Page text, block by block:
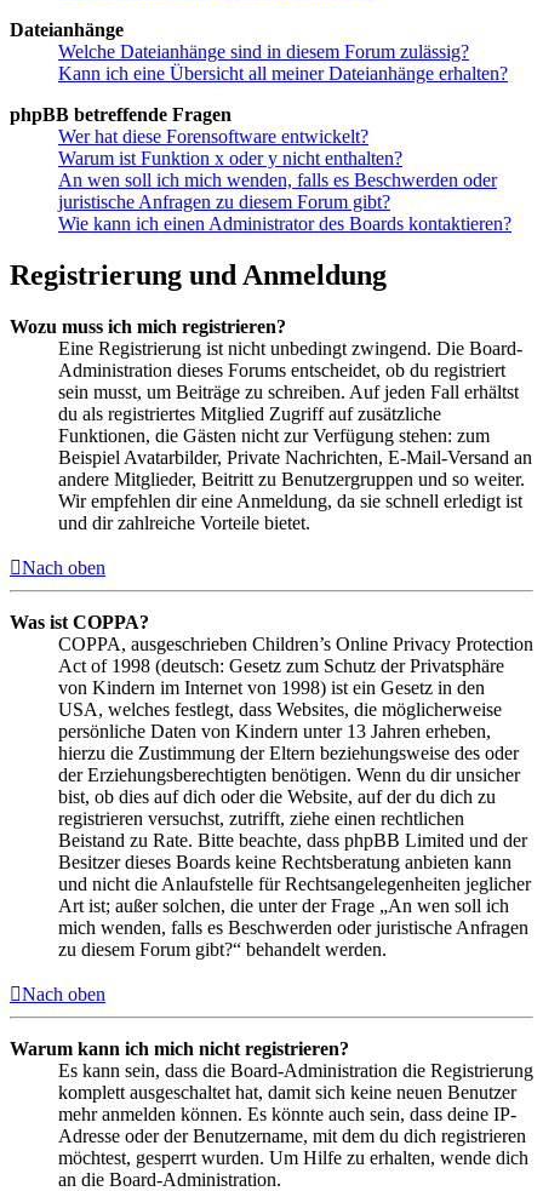
Dateianhänge
Welche Dateianhänge sind in diesem Forum zulässig?
Kann ich eine Übersicht all meiner Dateianhänge erhalten?
phpBB betreffende Fragen
Wer hat diese Forensoftware entwickelt?
Warum ist Funktion x oder y nicht enthalten?
An wen soll ich mich wenden, falls es Beschwerden oder
juristische Anfragen zu diesem Forum gibt?
Wie kann ich einen Administrator des Boards kontaktieren?
Registrierung und Anmeldung
Wozu muss ich mich registrieren?
Eine Registrierung ist nicht unbedingt zwingend. Die Board-
Administration dieses Forums entscheidet, ob du registriert
sein musst, um Beiträge zu schreiben. Auf jeden Fall erhältst
du als registriertes Mitglied Zugriff auf zusätzliche
Funktionen, die Gästen nicht zur Verfügung stehen: zum
Beispiel Avatarbilder, Private Nachrichten, E-Mail-Versand an
andere Mitglieder, Beitritt zu Benutzergruppen und so weiter.
Wir empfehlen dir eine Anmeldung, da sie schnell erledigt ist
und dir zahlreiche Vorteile bietet.
Nach oben
Was ist COPPA?
COPPA, ausgeschrieben Children’s Online Privacy Protection
Act of 1998 (deutsch: Gesetz zum Schutz der Privatsphäre
von Kindern im Internet von 1998) ist ein Gesetz in den
USA, welches festlegt, dass Websites, die möglicherweise
persönliche Daten von Kindern unter 13 Jahren erheben,
hierzu die Zustimmung der Eltern beziehungsweise des oder
der Erziehungsberechtigten benötigen. Wenn du dir unsicher
bist, ob dies auf dich oder die Website, auf der du dich zu
registrieren versuchst, zutrifft, ziehe einen rechtlichen
Beistand zu Rate. Bitte beachte, dass phpBB Limited und der
Besitzer dieses Boards keine Rechtsberatung anbieten kann
und nicht die Anlaufstelle für Rechtsangelegenheiten jeglicher
Art ist; außer solchen, die unter der Frage „An wen soll ich
mich wenden, falls es Beschwerden oder juristische Anfragen
zu diesem Forum gibt?“ behandelt werden.
Nach oben
Warum kann ich mich nicht registrieren?
Es kann sein, dass die Board-Administration die Registrierung
komplett ausgeschaltet hat, damit sich keine neuen Benutzer
mehr anmelden können. Es könnte auch sein, dass deine IP-
Adresse oder der Benutzername, mit dem du dich registrieren
möchtest, gesperrt wurden. Um Hilfe zu erhalten, wende dich
an die Board-Administration.